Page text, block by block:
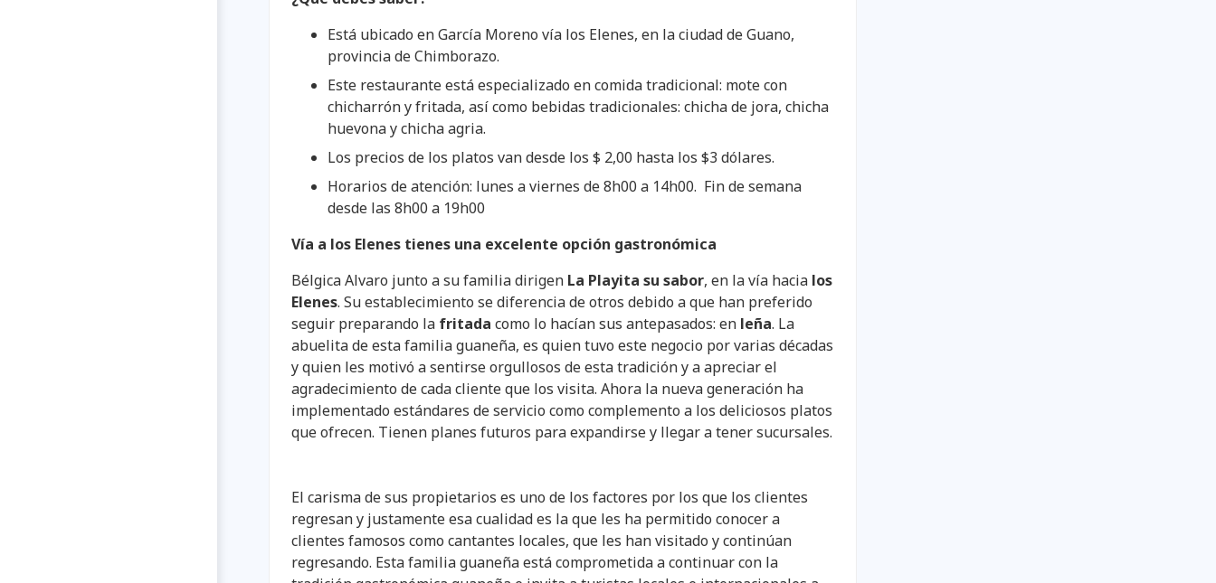
Está ubicado en García Moreno vía los Elenes, en la ciudad de Guano,
provincia de Chimborazo.
Este restaurante está especializado en comida tradicional: mote con
chicharrón y fritada, así como bebidas tradicionales: chicha de jora, chicha
huevona y chicha agria.
Los precios de los platos van desde los $ 2,00 hasta los $3 dólares.
Horarios de atención: lunes a viernes de 8h00 a 14h00. Fin de semana
desde las 8h00 a 19h00
Vía a los Elenes tienes una excelente opción gastronómica
Bélgica Alvaro junto a su familia dirigen La Playita su sabor, en la vía hacia los
Elenes. Su establecimiento se diferencia de otros debido a que han preferido
seguir preparando la fritada como lo hacían sus antepasados: en leña. La
abuelita de esta familia guaneña, es quien tuvo este negocio por varias décadas
y quien les motivó a sentirse orgullosos de esta tradición y a apreciar el
agradecimiento de cada cliente que los visita. Ahora la nueva generación ha
implementado estándares de servicio como complemento a los deliciosos platos
que ofrecen. Tienen planes futuros para expandirse y llegar a tener sucursales.
El carisma de sus propietarios es uno de los factores por los que los clientes
regresan y justamente esa cualidad es la que les ha permitido conocer a
clientes famosos como cantantes locales, que les han visitado y continúan
regresando. Esta familia guaneña está comprometida a continuar con la